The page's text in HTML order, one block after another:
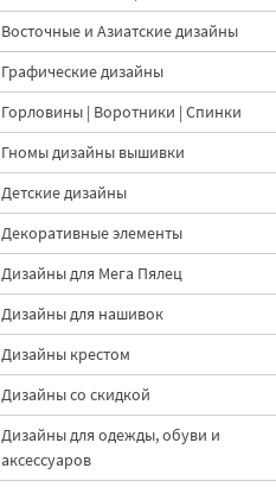
Восточные и Азиатские дизайны
Графические дизайны
Горловины | Воротники | Спинки
Гномы дизайны вышивки
Детские дизайны
Декоративные элементы
Дизайны для Мега Пялец
Дизайны для нашивок
Дизайны крестом
Дизайны со скидкой
Дизайны для одежды, обуви и
аксессуаров